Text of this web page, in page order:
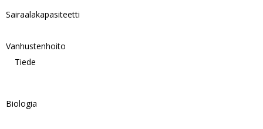
Sairaalakapasiteetti
Vanhustenhoito
Tiede
Biologia